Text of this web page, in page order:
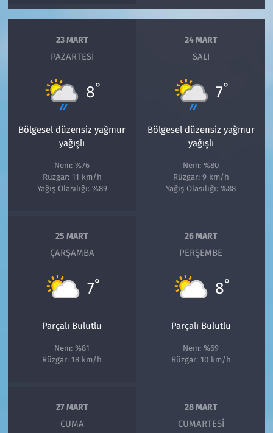
23 MART
PAZARTESI
8°
Bölgesel düzensiz yağmur
yağışlı
Nem: %76
Rüzgar: 11 km/h
Yağış Olasılığı: %89
24 MART
SALI
7°
Bölgesel düzensiz yağmur
yağışlı
Nem: %80
Rüzgar: 9 km/h
Yağış Olasılığı: %88
25 MART
ÇARŞAMBA
7°
Parçalı Bulutlu
Nem: %81
Rüzgar: 18 km/h
26 MART
PERŞEMBE
8°
Parçalı Bulutlu
Nem: %69
Rüzgar: 10 km/h
27 MART
CUMA
28 MART
CUMARTESI